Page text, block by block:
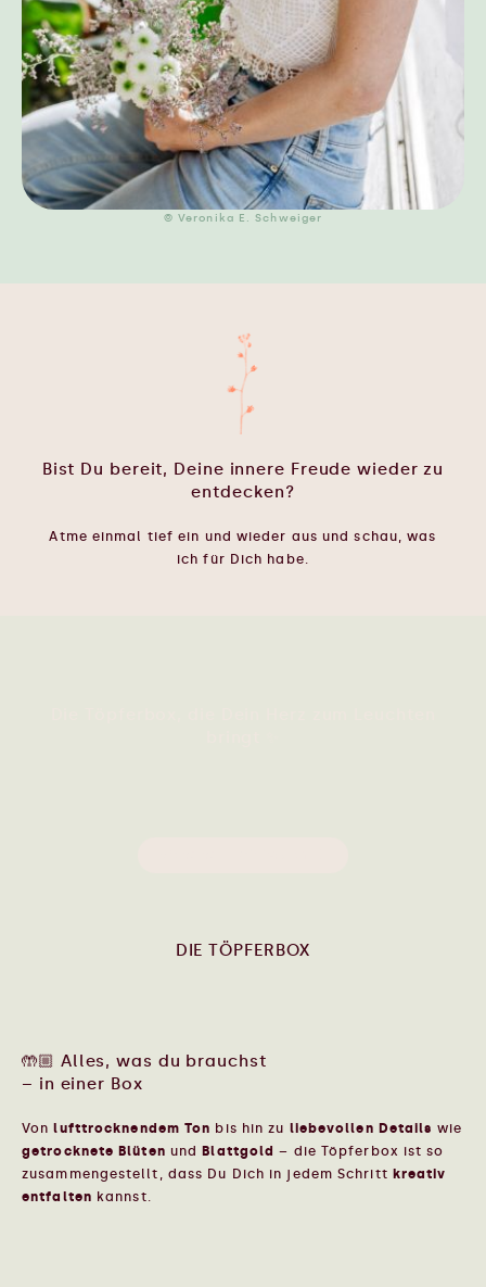
© Veronika E. Schweiger
Bist Du bereit, Deine innere Freude wieder zu
entdecken?
Atme einmal tief ein und wieder aus und schau, was
ich für Dich habe.
DIE TÖPFERBOX
🤲🏼 Alles, was du brauchst
– in einer Box
Vonlufttrocknendem Ton bis hin zu liebevollen Details wie
getrocknete Blüten undBlattgold – die Töpferbox ist so
zusammengestellt, dass Du Dich in jedem Schritt kreativ
entfalten kannst.